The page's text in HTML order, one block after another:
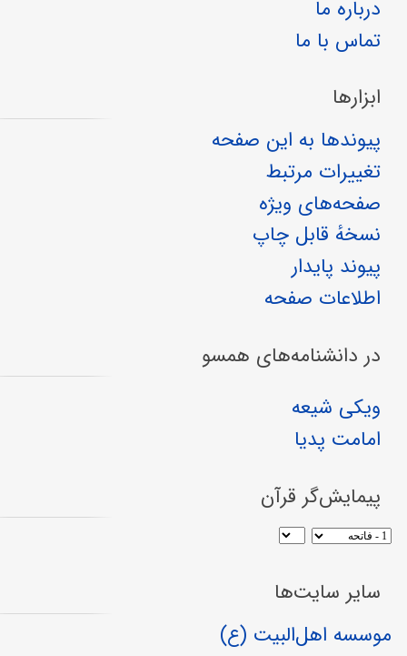
درباره ما
تماس با ما
ابزارها
پیوندها به این صفحه
تغییرات مرتبط
صفحه‌های ویژه
نسخهٔ قابل چاپ
پیوند پایدار
اطلاعات صفحه
در دانشنامه‌های همسو
ویکی شیعه
امامت پدیا
پیمایش‌گر قرآن
سایر سایت‌ها
موسسه اهل‌البیت (ع)